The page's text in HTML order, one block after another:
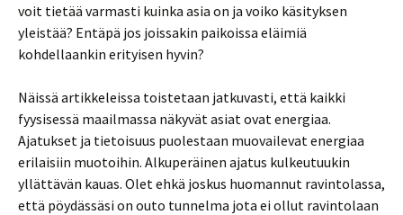
voit tietää varmasti kuinka asia on ja voiko käsityksen
yleistää? Entäpä jos joissakin paikoissa eläimiä
kohdellaankin erityisen hyvin?
Näissä artikkeleissa toistetaan jatkuvasti, että kaikki
fyysisessä maailmassa näkyvät asiat ovat energiaa.
Ajatukset ja tietoisuus puolestaan muovailevat energiaa
erilaisiin muotoihin. Alkuperäinen ajatus kulkeutuukin
yllättävän kauas. Olet ehkä joskus huomannut ravintolassa,
että pöydässäsi on outo tunnelma jota ei ollut ravintolaan